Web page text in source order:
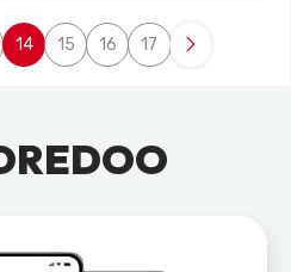
Utilisez TAB pour
Page
14 Page
15 Page
16 Page
17